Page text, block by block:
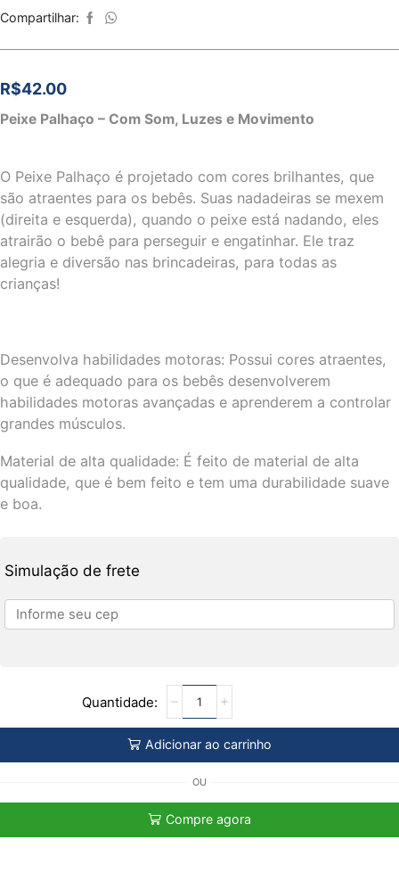
Compartilhar:
R$42.00
Peixe Palhaço – Com Som, Luzes e Movimento
O Peixe Palhaço é projetado com cores brilhantes, que
são atraentes para os bebês. Suas nadadeiras se mexem
(direita e esquerda), quando o peixe está nadando, eles
atrairão o bebê para perseguir e engatinhar. Ele traz
alegria e diversão nas brincadeiras, para todas as
crianças!
Desenvolva habilidades motoras: Possui cores atraentes,
o que é adequado para os bebês desenvolverem
habilidades motoras avançadas e aprenderem a controlar
grandes músculos.
Material de alta qualidade: É feito de material de alta
qualidade, que é bem feito e tem uma durabilidade suave
e boa.
Simulação de frete
Adicionar ao carrinho
OU
Compre agora